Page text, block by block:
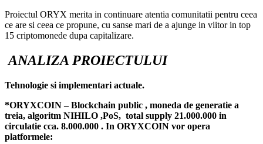
Proiectul ORYX merita in continuare atentia comunitatii pentru ceea
ce are si ceea ce propune, cu sanse mari de a ajunge in viitor in top
15 criptomonede dupa capitalizare.
ANALIZA PROIECTULUI
Tehnologie si implementari actuale.
*ORYXCOIN – Blockchain public , moneda de generatie a
treia, algoritm NIHILO ,PoS, total supply 21.000.000 in
circulatie cca. 8.000.000 . In ORYXCOIN vor opera
platformele: